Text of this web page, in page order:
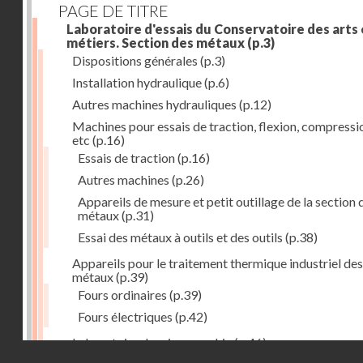
PAGE DE TITRE
Laboratoire d'essais du Conservatoire des arts
métiers. Section des métaux (p.3)
Dispositions générales (p.3)
Installation hydraulique(p.6)
Autres machines hydrauliques (p.12)
Machines pour essais de traction, flexion,
etc (p.16)
Essais de traction(p.16)
Autres machines (p.26)
Appareils de mesure et petit outillage de la section
métaux(p.31)
Essai des métaux à outils et des outils (p.38)
Appareils pour le traitement thermique industriel des
métaux(p.39)
Fours ordinaires (p.39)
Fours électriques (p.42)
Laboratoire de micrographie(p.46)